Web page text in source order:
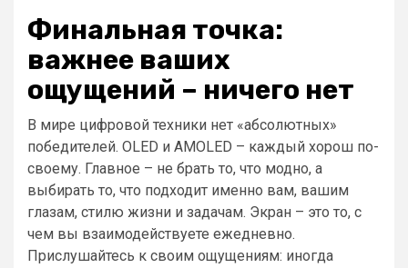
Финальная точка:
важнее ваших
ощущений – ничего нет
В мире цифровой техники нет «абсолютных»
победителей. OLED и AMOLED – каждый хорош по-
своему. Главное – не брать то, что модно, а
выбирать то, что подходит именно вам, вашим
глазам, стилю жизни и задачам. Экран – это то, с
чем вы взаимодействуете ежедневно.
Прислушайтесь к своим ощущениям: иногда